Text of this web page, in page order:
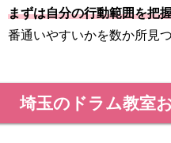
まずは自分の行動範囲を把
番通いやすいかを数か所見
埼玉のドラム教室